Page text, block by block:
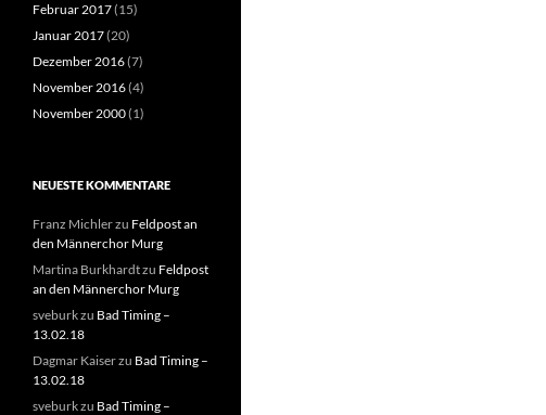
Februar 2017(15)
Januar 2017(20)
Dezember 2016(7)
November 2016(4)
November 2000(1)
NEUESTE KOMMENTARE
Franz Michlerzu Feldpost an
den Männerchor Murg
Martina Burkhardtzu Feldpost
an den Männerchor Murg
sveburkzu Bad Timing –
13.02.18
Dagmar Kaiserzu Bad Timing –
13.02.18
sveburkzu Bad Timing –